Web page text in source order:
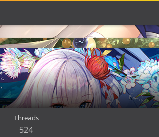
Threads
524